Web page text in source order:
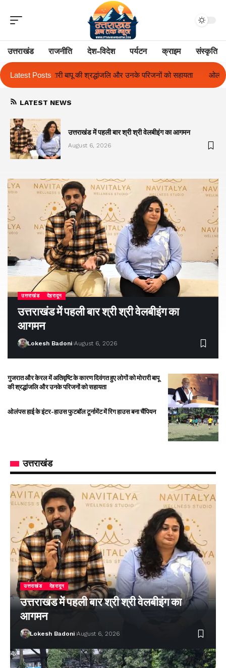
उत्तराखंड राजनीति देश-विदेश पर्यटन क्राइम संस्कृति
Latest Posts
उनके परिजनों को सहायता ओलंपस हाई के इंटर-हाउस फुटबॉल टूर्नामेंट में रिग
LATEST NEWS
उत्तराखंड में पहली बार श्री श्री वेलबीइंग का आगमन
August 6, 2026
उत्तराखंड देहरादून
उत्तराखंड में पहली बार श्री श्री वेलबीइंग का
आगमन
Lokesh Badoni August 6, 2026
गुजरात और केरल में अतिवृष्टि के कारण दिवंगत हुए लोगों को मोरारी बापू
की श्रद्धांजलि और उनके परिजनों को सहायता
ओलंपस हाई के इंटर-हाउस फुटबॉल टूर्नामेंट में रिग हाउस बना चैंपियन
उत्तराखंड
उत्तराखंड देहरादून
उत्तराखंड में पहली बार श्री श्री वेलबीइंग का
आगमन
Lokesh Badoni August 6, 2026